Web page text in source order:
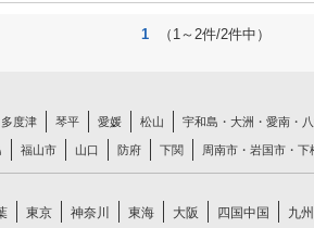
1 （1～2件/2件中）
度津 琴平 愛媛 松山 宇和島・大洲・愛南・
福山市 山口 防府 下関 周南市・岩国市・下
東京 神奈川 東海 大阪 四国中国 九州